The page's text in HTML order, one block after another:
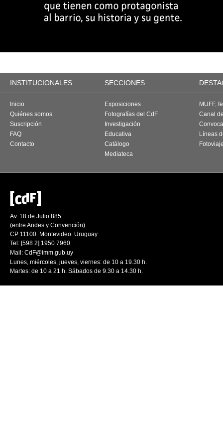
INSTITUCIONALES SECCIONES
Inicio
Quiénes somos
Suscripción
FAQ
Contacto
Exposiciones
Fotografías del CdF
Investigación
Educativa
Catálogo
Mediateca
MUFF,
Canal
Líneas
Av. 18 de Julio 885
(entre Andes y Convención)
CP 11100. Montevideo. Uruguay
Tel: [598 2] 1950 7960
Mail: CdF@imm.gub.uy
Lunes, miércoles, jueves, viernes: de 10 a 19.30 h.
Martes: de 10 a 21 h. Sábados de 9.30 a 14.30 h.